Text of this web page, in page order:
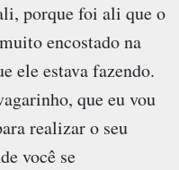
porque foi ali que o
encostado na
ele estava fazendo.
que eu vou
realizar o seu
você se